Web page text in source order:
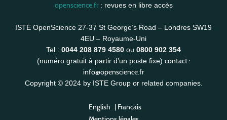
openscience.fr: revues en libre accès
ISTE OpenScience 27-37 St George’s Road – Londres SW19
4EU – Royaume-Uni
Tel : 0044 208 879 4580 ou 0800 902 354
(numéro gratuit à partir d’un poste fixe) contact :
info@openscience.fr
Copyright © 2024 by ISTE Group or related companies.
English | Français